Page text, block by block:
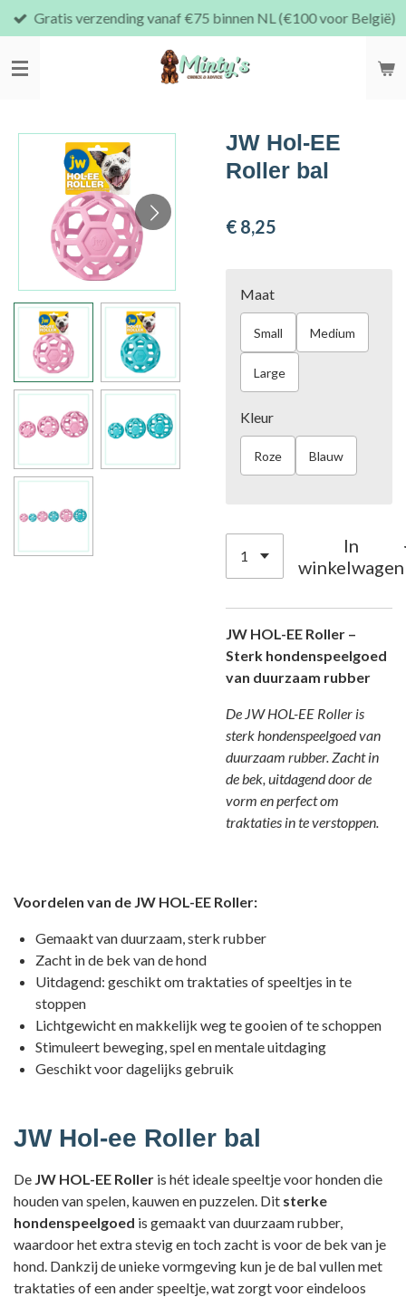
Ga
direct
naar
Gratis verzending vanaf €75 binnen NL (€100 voor België)
JW Hol-EE
Roller bal
€ 8,25
Maat
Small Medium
Large
Kleur
Roze Blauw
In
winkelwagen
JW HOL-EE Roller –
Sterk hondenspeelgoed
van duurzaam rubber
De JW HOL-EE Roller is
sterk hondenspeelgoed van
duurzaam rubber. Zacht in
de bek, uitdagend door de
vorm en perfect om
traktaties in te verstoppen.
Voordelen van de JW HOL-EE Roller:
Gemaakt van duurzaam, sterk rubber
Zacht in de bek van de hond
Uitdagend: geschikt om traktaties of speeltjes in te
stoppen
Lichtgewicht en makkelijk weg te gooien of te schoppen
Stimuleert beweging, spel en mentale uitdaging
Geschikt voor dagelijks gebruik
JW Hol-ee Roller bal
De JW HOL-EE Roller is hét ideale speeltje voor honden die
houden van spelen, kauwen en puzzelen. Dit sterke
hondenspeelgoed is gemaakt van duurzaam rubber,
waardoor het extra stevig en toch zacht is voor de bek van je
hond. Dankzij de unieke vormgeving kun je de bal vullen met
traktaties of een ander speeltje, wat zorgt voor eindeloos